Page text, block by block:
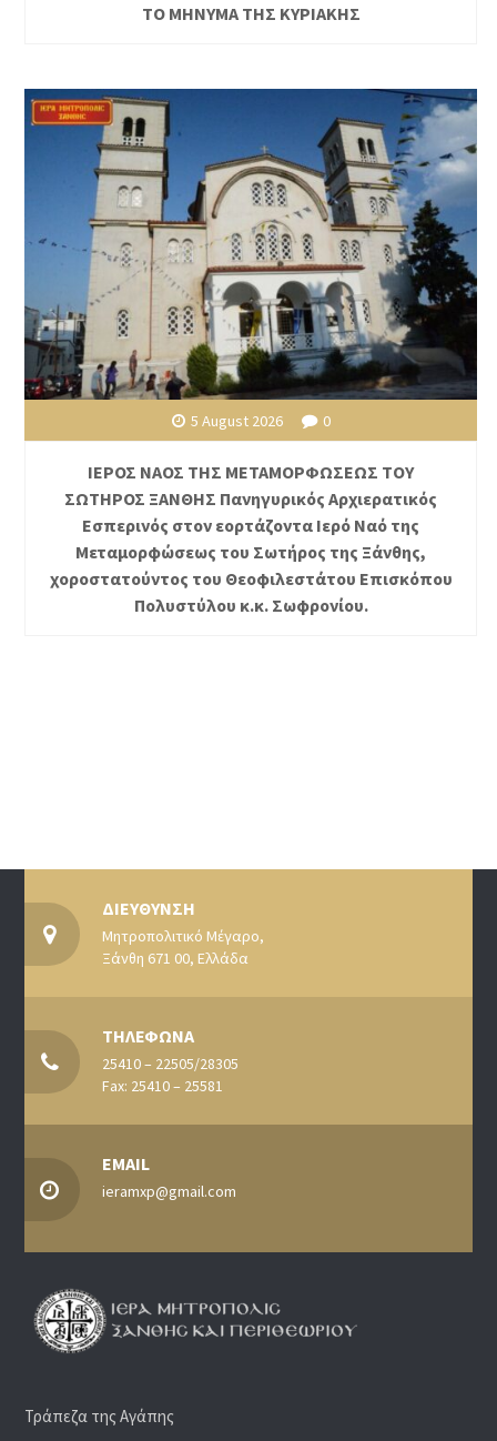
ΤΟ ΜΗΝΥΜΑ ΤΗΣ ΚΥΡΙΑΚΗΣ
5 August 2026 0
ΙΕΡΟΣ ΝΑΟΣ ΤΗΣ ΜΕΤΑΜΟΡΦΩΣΕΩΣ ΤΟΥ
ΣΩΤΗΡΟΣ ΞΑΝΘΗΣ Πανηγυρικός Αρχιερατικός
Εσπερινός στον εορτάζοντα Ιερό Ναό της
Μεταμορφώσεως του Σωτήρος της Ξάνθης,
χοροστατούντος του Θεοφιλεστάτου Επισκόπου
Πολυστύλου κ.κ. Σωφρονίου.
ΔΙΕΥΘΥΝΣΗ
Μητροπολιτικό Μέγαρο,
Ξάνθη 671 00, Ελλάδα
ΤΗΛΕΦΩΝΑ
25410 – 22505/28305
Fax: 25410 – 25581
EMAIL
ieramxp@gmail.com
Τράπεζα της Αγάπης